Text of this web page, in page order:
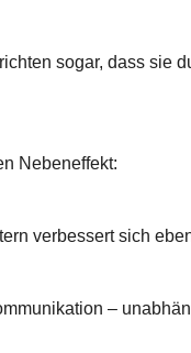
sogar, dass sie
Nebeneffekt:
verbessert sich
–